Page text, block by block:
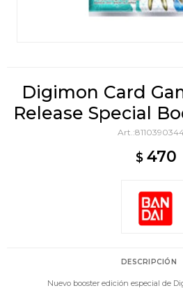
Digimon Card
Release Special
$ 470
DESCRIPCIÓN
Nuevo booster edición especial de